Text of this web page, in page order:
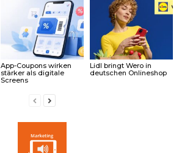
App-Coupons wirken
stärker als digitale
Screens
Lidl bringt Wero in
deutschen Onlineshop